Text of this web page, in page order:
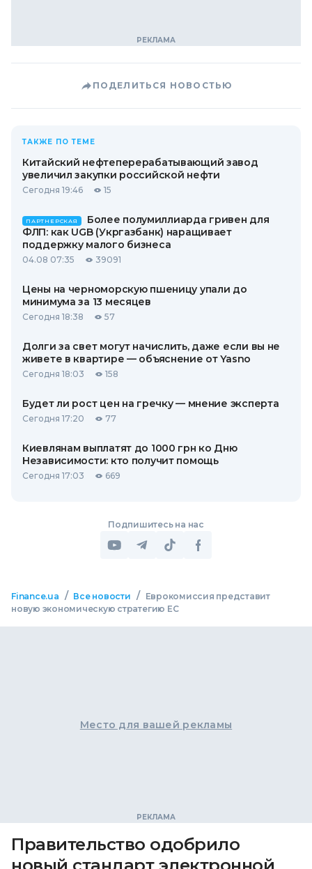
ПОДЕЛИТЬСЯ НОВОСТЬЮ
ТАКЖЕ ПО ТЕМЕ
Китайский нефтеперерабатывающий завод
увеличил закупки российской нефти
Сегодня 19:46 15
ПАРТНЕРСКАЯ
Более полумиллиарда гривен для
ФЛП: как UGB (Укргазбанк) наращивает
поддержку малого бизнеса
04.08 07:35 39091
Цены на черноморскую пшеницу упали до
минимума за 13 месяцев
Сегодня 18:38 57
Долги за свет могут начислить, даже если вы не
живете в квартире — объяснение от Yasno
Сегодня 18:03 158
Будет ли рост цен на гречку — мнение эксперта
Сегодня 17:20 77
Киевлянам выплатят до 1000 грн ко Дню
Независимости: кто получит помощь
Сегодня 17:03 669
Подпишитесь на нас
Finance.ua / Все новости /
Еврокомиссия представит
новую экономическую стратегию ЕС
Место для вашей рекламы
Правительство одобрило